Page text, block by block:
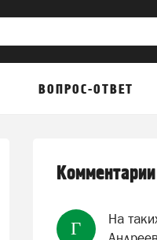
ВОПРОС-ОТВЕТ
Комментарии
Г
На